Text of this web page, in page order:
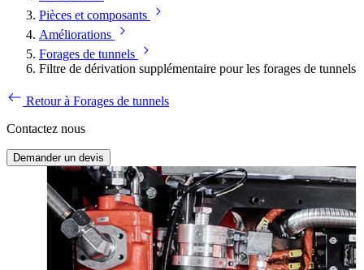
Pièces et composants
Améliorations
Forages de tunnels
Filtre de dérivation supplémentaire pour les forages de tunnels
Retour à Forages de tunnels
Contactez nous
Demander un devis